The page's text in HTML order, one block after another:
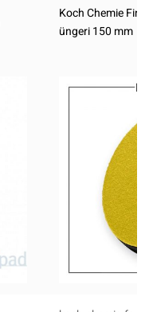
Koch Chemie
üngeri 150 mm